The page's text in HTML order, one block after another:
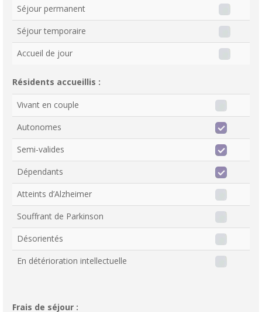
Séjour permanent
Séjour temporaire
Accueil de jour
Résidents accueillis :
Vivant en couple
Autonomes
Semi-valides
Dépendants
Atteints d’Alzheimer
Souffrant de Parkinson
Désorientés
En détérioration intellectuelle
Frais de séjour :